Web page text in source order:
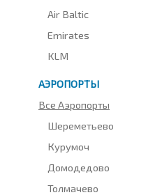
Air Baltic
Emirates
KLM
АЭРОПОРТЫ
Все Аэропорты
Шереметьево
Курумоч
Домодедово
Толмачево